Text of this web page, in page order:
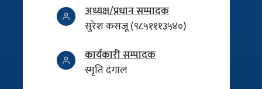
अध्यक्ष/प्रधान सम्पादक
सुरेश कसजू (९८५१११३५४०)
कार्यकारी सम्पादक
स्मृति दंगाल